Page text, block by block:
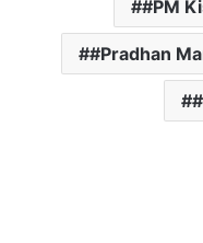
#PM
#Pradhan